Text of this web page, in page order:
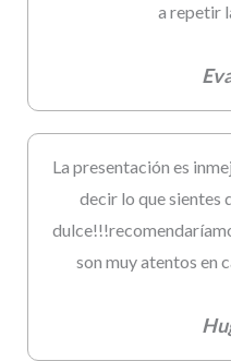
a repetir
La presentación es
decir lo que sientes
son muy atentos en